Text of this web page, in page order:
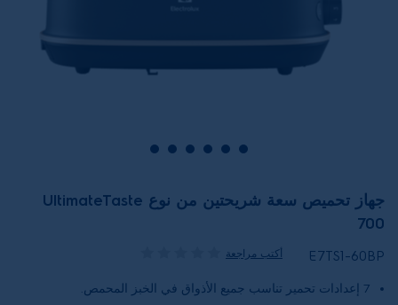
جهاز تحميص سعة شريحتين من نوع UltimateTaste
700
E7TS1-60BP أكتب مراجعة
7 إعدادات تحمير تناسب جميع الأذواق في الخبز المحمص.